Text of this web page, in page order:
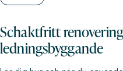
Schaktfritt
ledningsbyggande